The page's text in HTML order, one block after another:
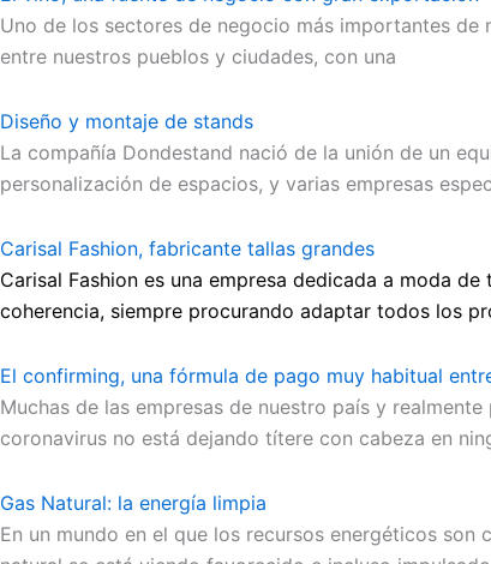
Uno de los sectores de negocio más importantes
entre nuestros pueblos y ciudades, con una
Diseño y montaje de stands
La compañía Dondestand nació de la unión de un
personalización de espacios, y varias empresas
Carisal Fashion, fabricante tallas grandes
Carisal Fashion es una empresa dedicada a moda
coherencia, siempre procurando adaptar todos los
El confirming, una fórmula de pago muy habitual
Muchas de las empresas de nuestro país y
coronavirus no está dejando títere con cabeza en
Gas Natural: la energía limpia
En un mundo en el que los recursos energéticos